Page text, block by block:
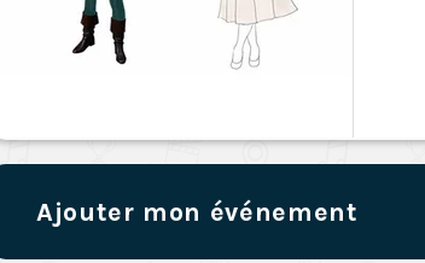
Ajouter mon événement